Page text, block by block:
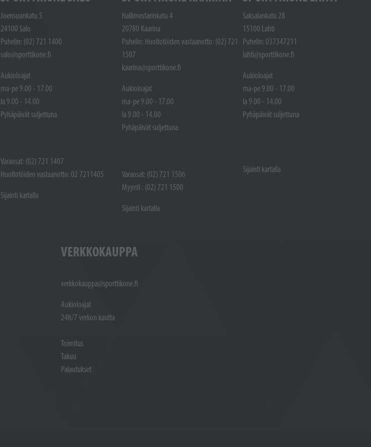
Joensuunkatu 5
24100 Salo
Puhelin: (02) 721 1400
salo@sporttikone.fi
Aukioloajat
ma-pe 9.00 - 17.00
la 9.00 - 14.00
Pyhäpäivät suljettuna
Varaosat: (02) 721 1407
Huoltotöiden vastaanotto: 02 7211405
Sijainti kartalla
Hallimestarinkatu 4
20780 Kaarina
Puhelin: Huoltotöiden vastaanotto: (02) 721
1507
kaarina@sporttikone.fi
Aukioloajat
ma-pe 9.00 - 17.00
la 9.00 - 14.00
Pyhäpäivät suljettuna
Varaosat: (02) 721 1506
Myynti : (02) 721 1500
Sijainti kartalla
Saksalankatu 28
15100 Lahti
Puhelin: 037347211
lahti@sporttikone.fi
Aukioloajat
ma-pe 9.00 - 17.00
la 9.00 - 14.00
Pyhäpäivät suljettuna
Sijainti kartalla
VERKKOKAUPPA
verkkokauppa@sporttikone.fi
Aukioloajat
24h/7 verkon kautta
Toimitus
Takuu
Palautukset